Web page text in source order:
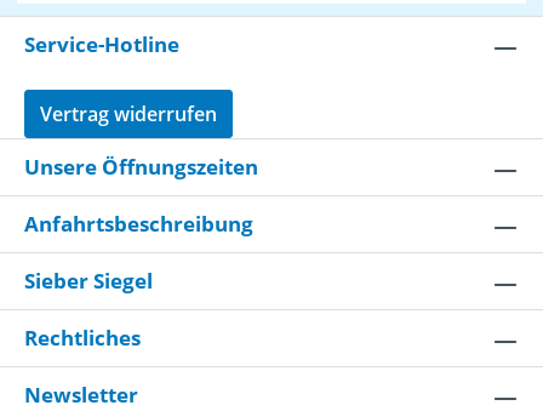
Service-Hotline
Vertrag widerrufen
Unsere Öffnungszeiten
Anfahrtsbeschreibung
Sieber Siegel
Rechtliches
Newsletter